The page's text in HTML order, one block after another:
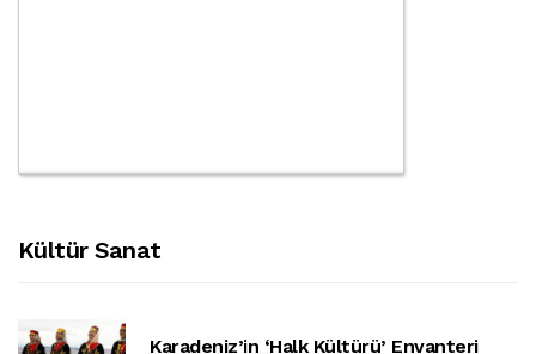
Kültür Sanat
Karadeniz’in ‘halk Kültürü’ Envanteri